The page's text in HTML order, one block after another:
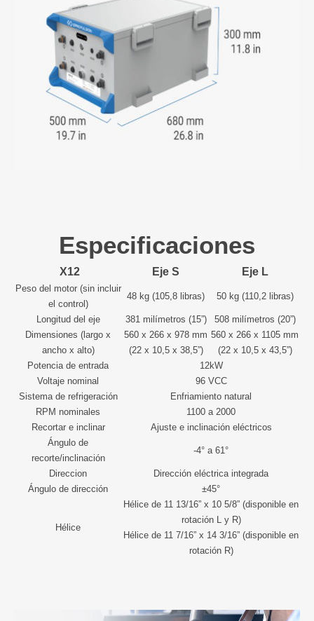
Especificaciones
X12 Eje S Eje L
Peso del motor (sin incluir
el control)
48 kg (105,8 libras) 50 kg (110,2 libras)
Longitud del eje 381 milímetros (15”)
508 milímetros (20”)
Dimensiones (largo x
ancho x alto)
560 x 266 x 978 mm
(22 x 10,5 x 38,5”)
560 x 266 x 1105 mm
(22 x 10,5 x 43,5”)
Potencia de entrada
12kW
Voltaje nominal
96 VCC
Sistema de refrigeración
Enfriamiento natural
RPM nominales
1100 a 2000
Recortar e inclinar
Ajuste e inclinación eléctricos
Ángulo de
recorte/inclinación
-4° a 61°
Direccion
Dirección eléctrica integrada
Ángulo de dirección
±45°
Hélice
Hélice de 11 13/16” x 10 5/8” (disponible en
rotación L y R)
Hélice de 11 7/16” x 14 3/16” (disponible en
rotación R)